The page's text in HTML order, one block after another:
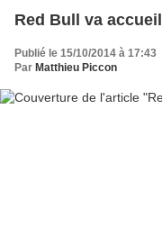
Red Bull va
Publié le 15/10/2014 à 17:43
Par Matthieu Piccon